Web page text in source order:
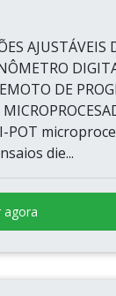
AJUSTÁVEIS
DE
POT
die...
agora